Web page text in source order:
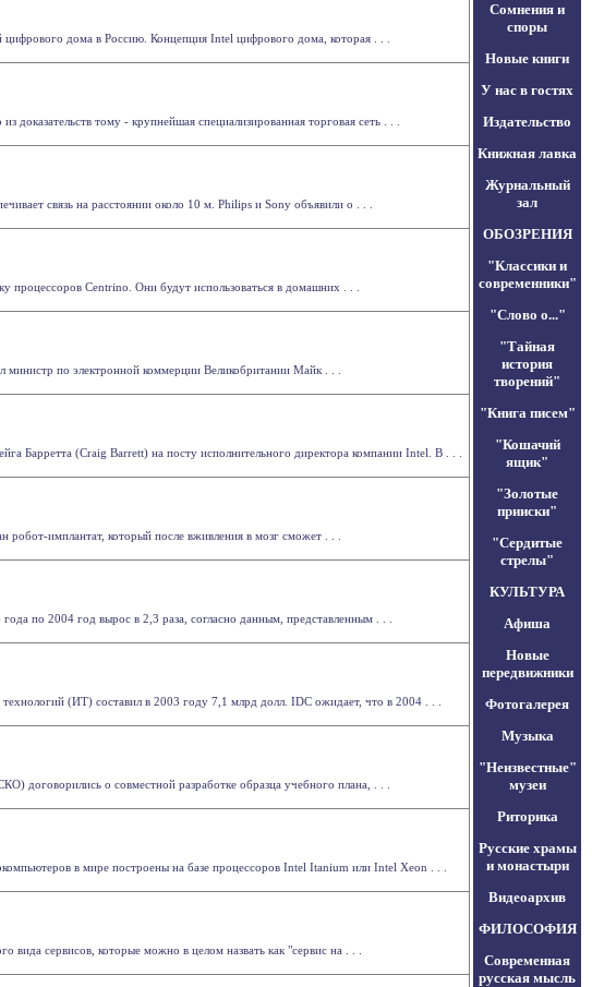
дома в Россию. Концепция Intel цифрового дома, которая . . .
тому - крупнейшая специализированная торговая сеть . . .
связь на расстоянии около 10 м. Philips и Sony объявили о . . .
Centrino. Они будут использоваться в домашних . . .
министр по электронной коммерции Великобритании Майк . . .
Барретта (Craig Barrett) на посту исполнительного директора компании Intel. В . . .
имплантат, который после вживления в мозг сможет . . .
по 2004 год вырос в 2,3 раза, согласно данным, представленным . . .
(ИТ) составил в 2003 году 7,1 млрд долл. IDC ожидает, что в 2004 . . .
о совместной разработке образца учебного плана, . . .
в мире построены на базе процессоров Intel Itanium или Intel Xeon . . .
вида сервисов, которые можно в целом назвать как "сервис на . . .
Сомнения и
споры
Новые книги
У нас в гостях
Издательство
Книжная лавка
Журнальный
зал
ОБОЗРЕНИЯ
"Классики и
современники"
"Слово о..."
"Тайная
история
творений"
"Книга писем"
"Кошачий
ящик"
"Золотые
прииски"
"Сердитые
стрелы"
КУЛЬТУРА
Афиша
Новые
передвижники
Фотогалерея
Музыка
"Неизвестные"
музеи
Риторика
Русские храмы
и монастыри
Видеоархив
ФИЛОСОФИЯ
Современная
русская мысль